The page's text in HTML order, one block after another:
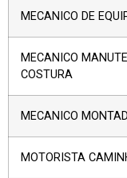
MECANICO DE
MECANICO
COSTURA
MECANICO
MOTORISTA